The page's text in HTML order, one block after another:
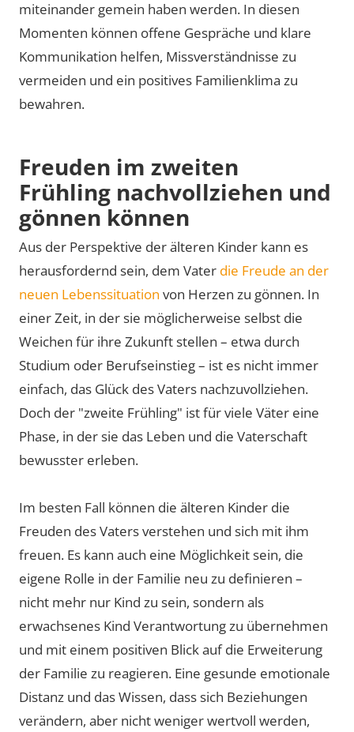
miteinander gemein haben werden. In diesen
Momenten können offene Gespräche und klare
Kommunikation helfen, Missverständnisse zu
vermeiden und ein positives Familienklima zu
bewahren.
Freuden im zweiten
Frühling nachvollziehen und
gönnen können
Aus der Perspektive der älteren Kinder kann es
herausfordernd sein, dem Vater die Freude an der
neuen Lebenssituation von Herzen zu gönnen. In
einer Zeit, in der sie möglicherweise selbst die
Weichen für ihre Zukunft stellen – etwa durch
Studium oder Berufseinstieg – ist es nicht immer
einfach, das Glück des Vaters nachzuvollziehen.
Doch der "zweite Frühling" ist für viele Väter eine
Phase, in der sie das Leben und die Vaterschaft
bewusster erleben.
Im besten Fall können die älteren Kinder die
Freuden des Vaters verstehen und sich mit ihm
freuen. Es kann auch eine Möglichkeit sein, die
eigene Rolle in der Familie neu zu definieren –
nicht mehr nur Kind zu sein, sondern als
erwachsenes Kind Verantwortung zu übernehmen
und mit einem positiven Blick auf die Erweiterung
der Familie zu reagieren. Eine gesunde emotionale
Distanz und das Wissen, dass sich Beziehungen
verändern, aber nicht weniger wertvoll werden,